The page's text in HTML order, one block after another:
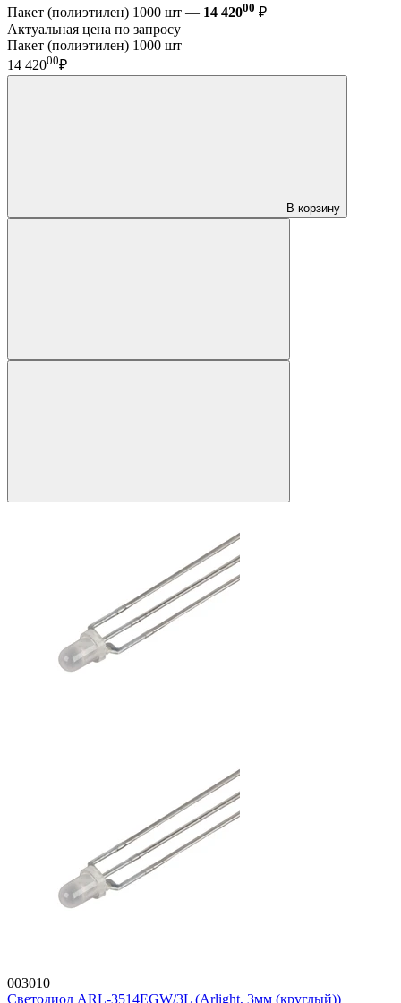
Пакет (полиэтилен) 1000 шт — 14 42000 ₽
Актуальная цена по запросу
Пакет (полиэтилен) 1000 шт
14 42000₽
В корзину
003010
Светодиод ARL-3514EGW/3L (Arlight, 3мм (круглый))